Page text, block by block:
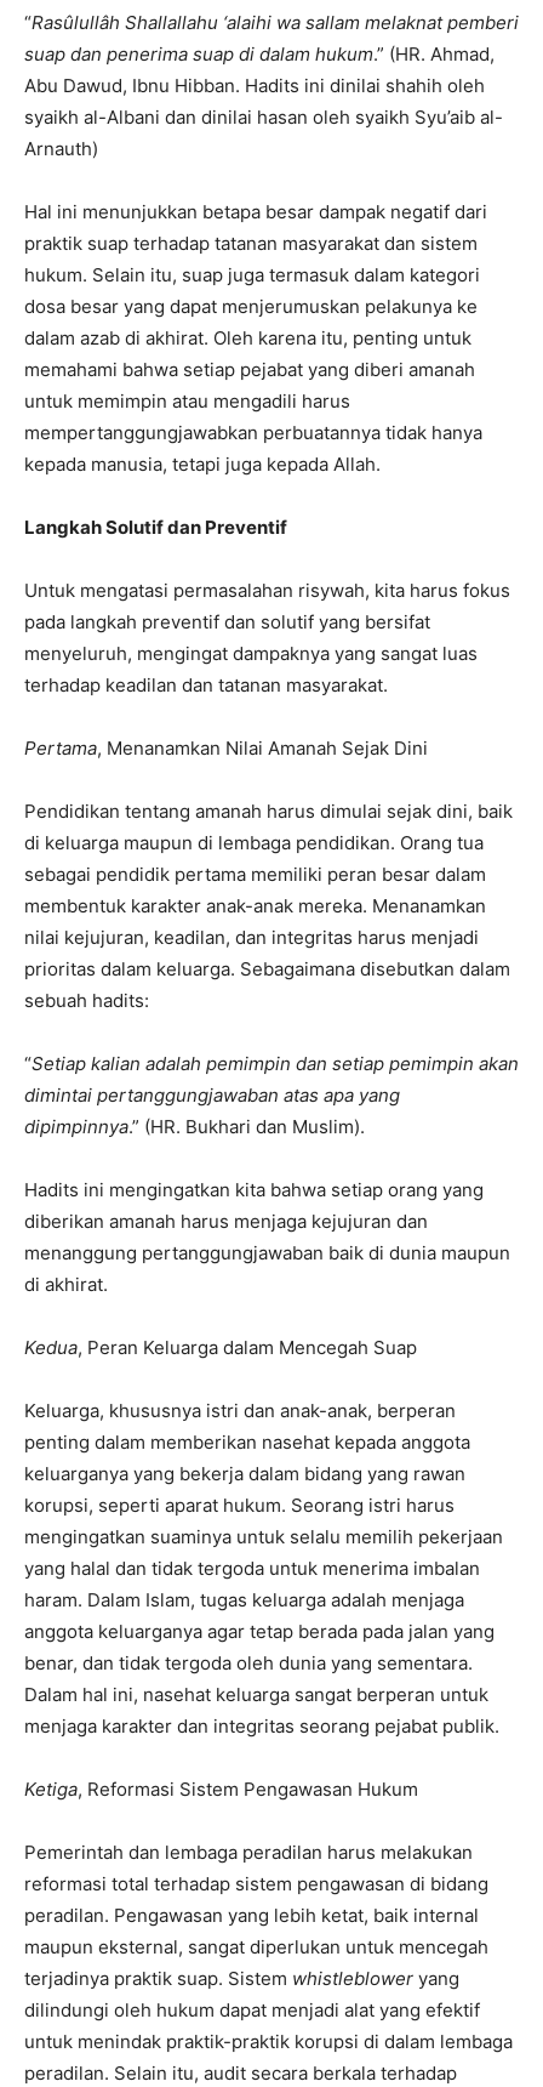
“Rasûlullâh Shallallahu ‘alaihi wa sallam melaknat pemberi
suap dan penerima suap di dalam hukum.” (HR. Ahmad,
Abu Dawud, Ibnu Hibban. Hadits ini dinilai shahih oleh
syaikh al-Albani dan dinilai hasan oleh syaikh Syu’aib al-
Arnauth)
Hal ini menunjukkan betapa besar dampak negatif dari
praktik suap terhadap tatanan masyarakat dan sistem
hukum. Selain itu, suap juga termasuk dalam kategori
dosa besar yang dapat menjerumuskan pelakunya ke
dalam azab di akhirat. Oleh karena itu, penting untuk
memahami bahwa setiap pejabat yang diberi amanah
untuk memimpin atau mengadili harus
mempertanggungjawabkan perbuatannya tidak hanya
kepada manusia, tetapi juga kepada Allah.​
Langkah Solutif dan Preventif
Untuk mengatasi permasalahan risywah, kita harus fokus
pada langkah preventif dan solutif yang bersifat
menyeluruh, mengingat dampaknya yang sangat luas
terhadap keadilan dan tatanan masyarakat.
Pertama, Menanamkan Nilai Amanah Sejak Dini
Pendidikan tentang amanah harus dimulai sejak dini, baik
di keluarga maupun di lembaga pendidikan. Orang tua
sebagai pendidik pertama memiliki peran besar dalam
membentuk karakter anak-anak mereka. Menanamkan
nilai kejujuran, keadilan, dan integritas harus menjadi
prioritas dalam keluarga. Sebagaimana disebutkan dalam
sebuah hadits:
“Setiap kalian adalah pemimpin dan setiap pemimpin akan
dimintai pertanggungjawaban atas apa yang
dipimpinnya.” (HR. Bukhari dan Muslim).
Hadits ini mengingatkan kita bahwa setiap orang yang
diberikan amanah harus menjaga kejujuran dan
menanggung pertanggungjawaban baik di dunia maupun
di akhirat.
Kedua, Peran Keluarga dalam Mencegah Suap
Keluarga, khususnya istri dan anak-anak, berperan
penting dalam memberikan nasehat kepada anggota
keluarganya yang bekerja dalam bidang yang rawan
korupsi, seperti aparat hukum. Seorang istri harus
mengingatkan suaminya untuk selalu memilih pekerjaan
yang halal dan tidak tergoda untuk menerima imbalan
haram. Dalam Islam, tugas keluarga adalah menjaga
anggota keluarganya agar tetap berada pada jalan yang
benar, dan tidak tergoda oleh dunia yang sementara.
Dalam hal ini, nasehat keluarga sangat berperan untuk
menjaga karakter dan integritas seorang pejabat publik.
Ketiga, Reformasi Sistem Pengawasan Hukum
Pemerintah dan lembaga peradilan harus melakukan
reformasi total terhadap sistem pengawasan di bidang
peradilan. Pengawasan yang lebih ketat, baik internal
maupun eksternal, sangat diperlukan untuk mencegah
terjadinya praktik suap. Sistem whistleblower yang
dilindungi oleh hukum dapat menjadi alat yang efektif
untuk menindak praktik-praktik korupsi di dalam lembaga
peradilan. Selain itu, audit secara berkala terhadap